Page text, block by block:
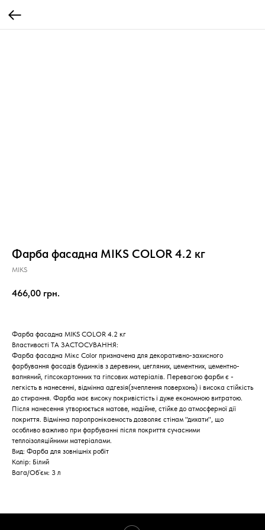
Фарба фасадна MIKS COLOR 4.2 кг
MIKS
466,00 грн.
Фарба фасадна MIKS COLOR 4.2 кг
Властивості ТА ЗАСТОСУВАННЯ:
Фарба фасадна Мікс Color призначена для декоративно-захисного
фарбування фасадів будинків з деревини, цегляних, цементних, цементно-
вапняний, гіпсокартонних та гіпсових матеріалів. Перевагою фарби є -
легкість в нанесенні, відмінна адгезія(зчеплення поверхонь) і висока стійкість
до стирання. Фарба має високу покривістість і дуже економною витратою.
Після нанесення утворюється матове, надійне, стійке до атмосферної дії
покриття. Відмінна паропронікаемость дозволяє стінам "дихати", що
особливо важливо при фарбуванні після покриття сучасними
теплоізоляційними матеріалами.
Вид: Фарба для зовнішніх робіт
Колір: Білий
Вага/Об`єм: 3 л